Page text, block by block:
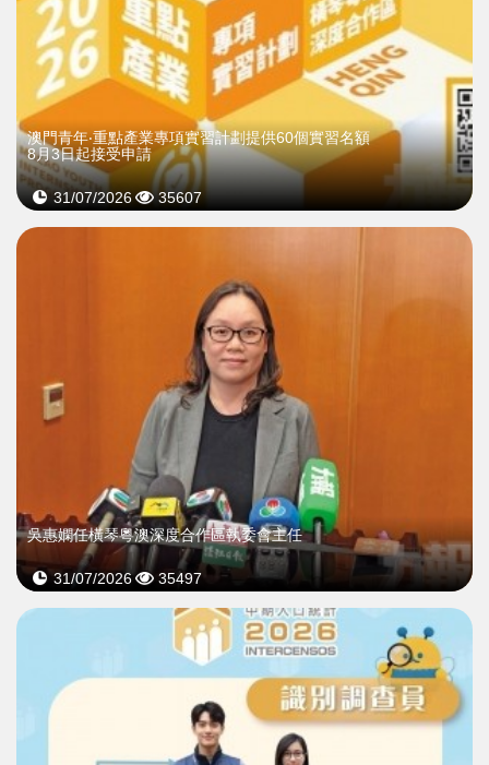
澳門青年‧重點產業專項實習計劃提供60個實習名額
8月3日起接受申請
31/07/2026 35607
吳惠嫻任橫琴粵澳深度合作區執委會主任
31/07/2026 35497